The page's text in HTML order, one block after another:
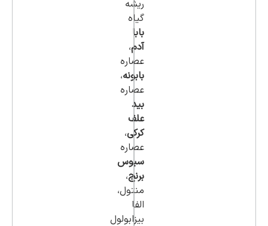
ریشه
گیاه
بابا
آدم،
عصاره
بابونه،
عصاره
بید
علف
کرکی،
عصاره
سبوس
برنج،
منتول،
الفا
بیزابولول